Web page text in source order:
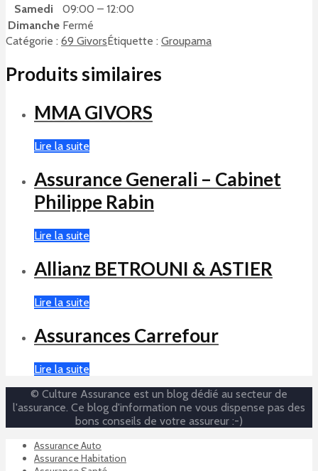
Samedi
09:00 – 12:00
Dimanche Fermé
Catégorie : 69 GivorsÉtiquette : Groupama
Produits similaires
MMA GIVORS
Lire la suite
Assurance Generali – Cabinet
Philippe Rabin
Lire la suite
Allianz BETROUNI & ASTIER
Lire la suite
Assurances Carrefour
Lire la suite
© Culture Assurance est un blog dédié au secteur de
l'assurance. Ce blog d'information ne vous dispense pas des
bons conseils de votre assureur :-)
Assurance Auto
Assurance Habitation